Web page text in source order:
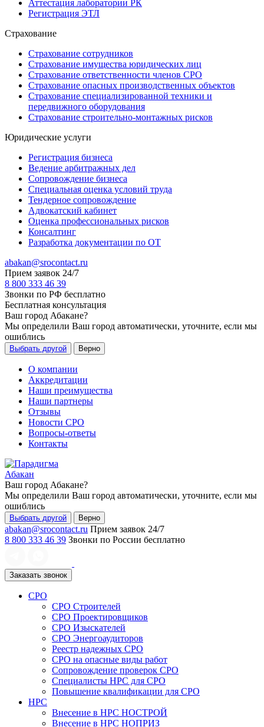
Аттестация лаборатории РК
Регистрация ЭТЛ
Страхование
Страхование сотрудников
Страхование имущества юридических лиц
Страхование ответственности членов СРО
Страхование опасных производственных объектов
Страхование специализированной техники и
передвижного оборудования
Страхование строительно-монтажных рисков
Юридические услуги
Регистрация бизнеса
Ведение арбитражных дел
Сопровождение бизнеса
Специальная оценка условий труда
Тендерное сопровождение
Адвокатский кабинет
Оценка профессиональных рисков
Консалтинг
Разработка документации по ОТ
abakan@srocontact.ru
Прием заявок 24/7
8 800 333 46 39
Звонки по РФ бесплатно
Бесплатная консультация
Ваш город Абакане?
Мы определили Ваш город автоматически, уточните, если мы
ошиблись
Выбрать другой Верно
О компании
Аккредитации
Наши преимущества
Наши партнеры
Отзывы
Новости СРО
Вопросы-ответы
Контакты
Абакан
Ваш город Абакане?
Мы определили Ваш город автоматически, уточните, если мы
ошиблись
Выбрать другой Верно
abakan@srocontact.ru Прием заявок 24/7
8 800 333 46 39 Звонки по России бесплатно
Заказать звонок
СРО
СРО Строителей
СРО Проектировщиков
СРО Изыскателей
СРО Энергоаудиторов
Реестр надежных СРО
СРО на опасные виды работ
Сопровождение проверок СРО
Специалисты НРС для СРО
Повышение квалификации для СРО
НРС
Внесение в НРС НОСТРОЙ
Внесение в НРС НОПРИЗ